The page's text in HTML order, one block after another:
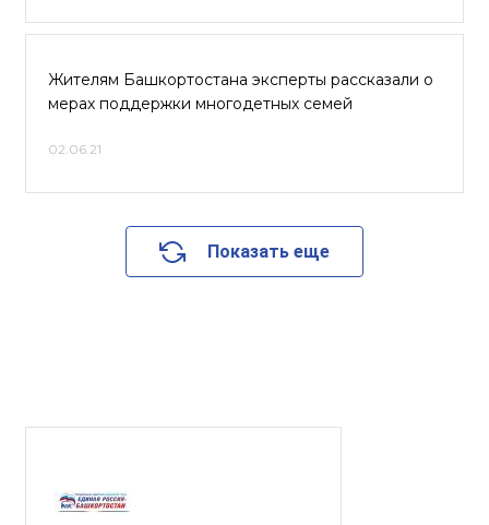
Жителям Башкортостана эксперты рассказали о
мерах поддержки многодетных семей
02.06.21
Показать еще